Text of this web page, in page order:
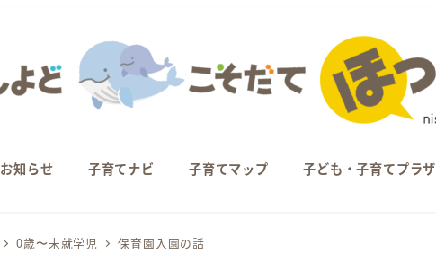
お知らせ 子育てナビ 子育てマップ 子ども・子育てプラザ
0歳〜未就学児 保育園入園の話